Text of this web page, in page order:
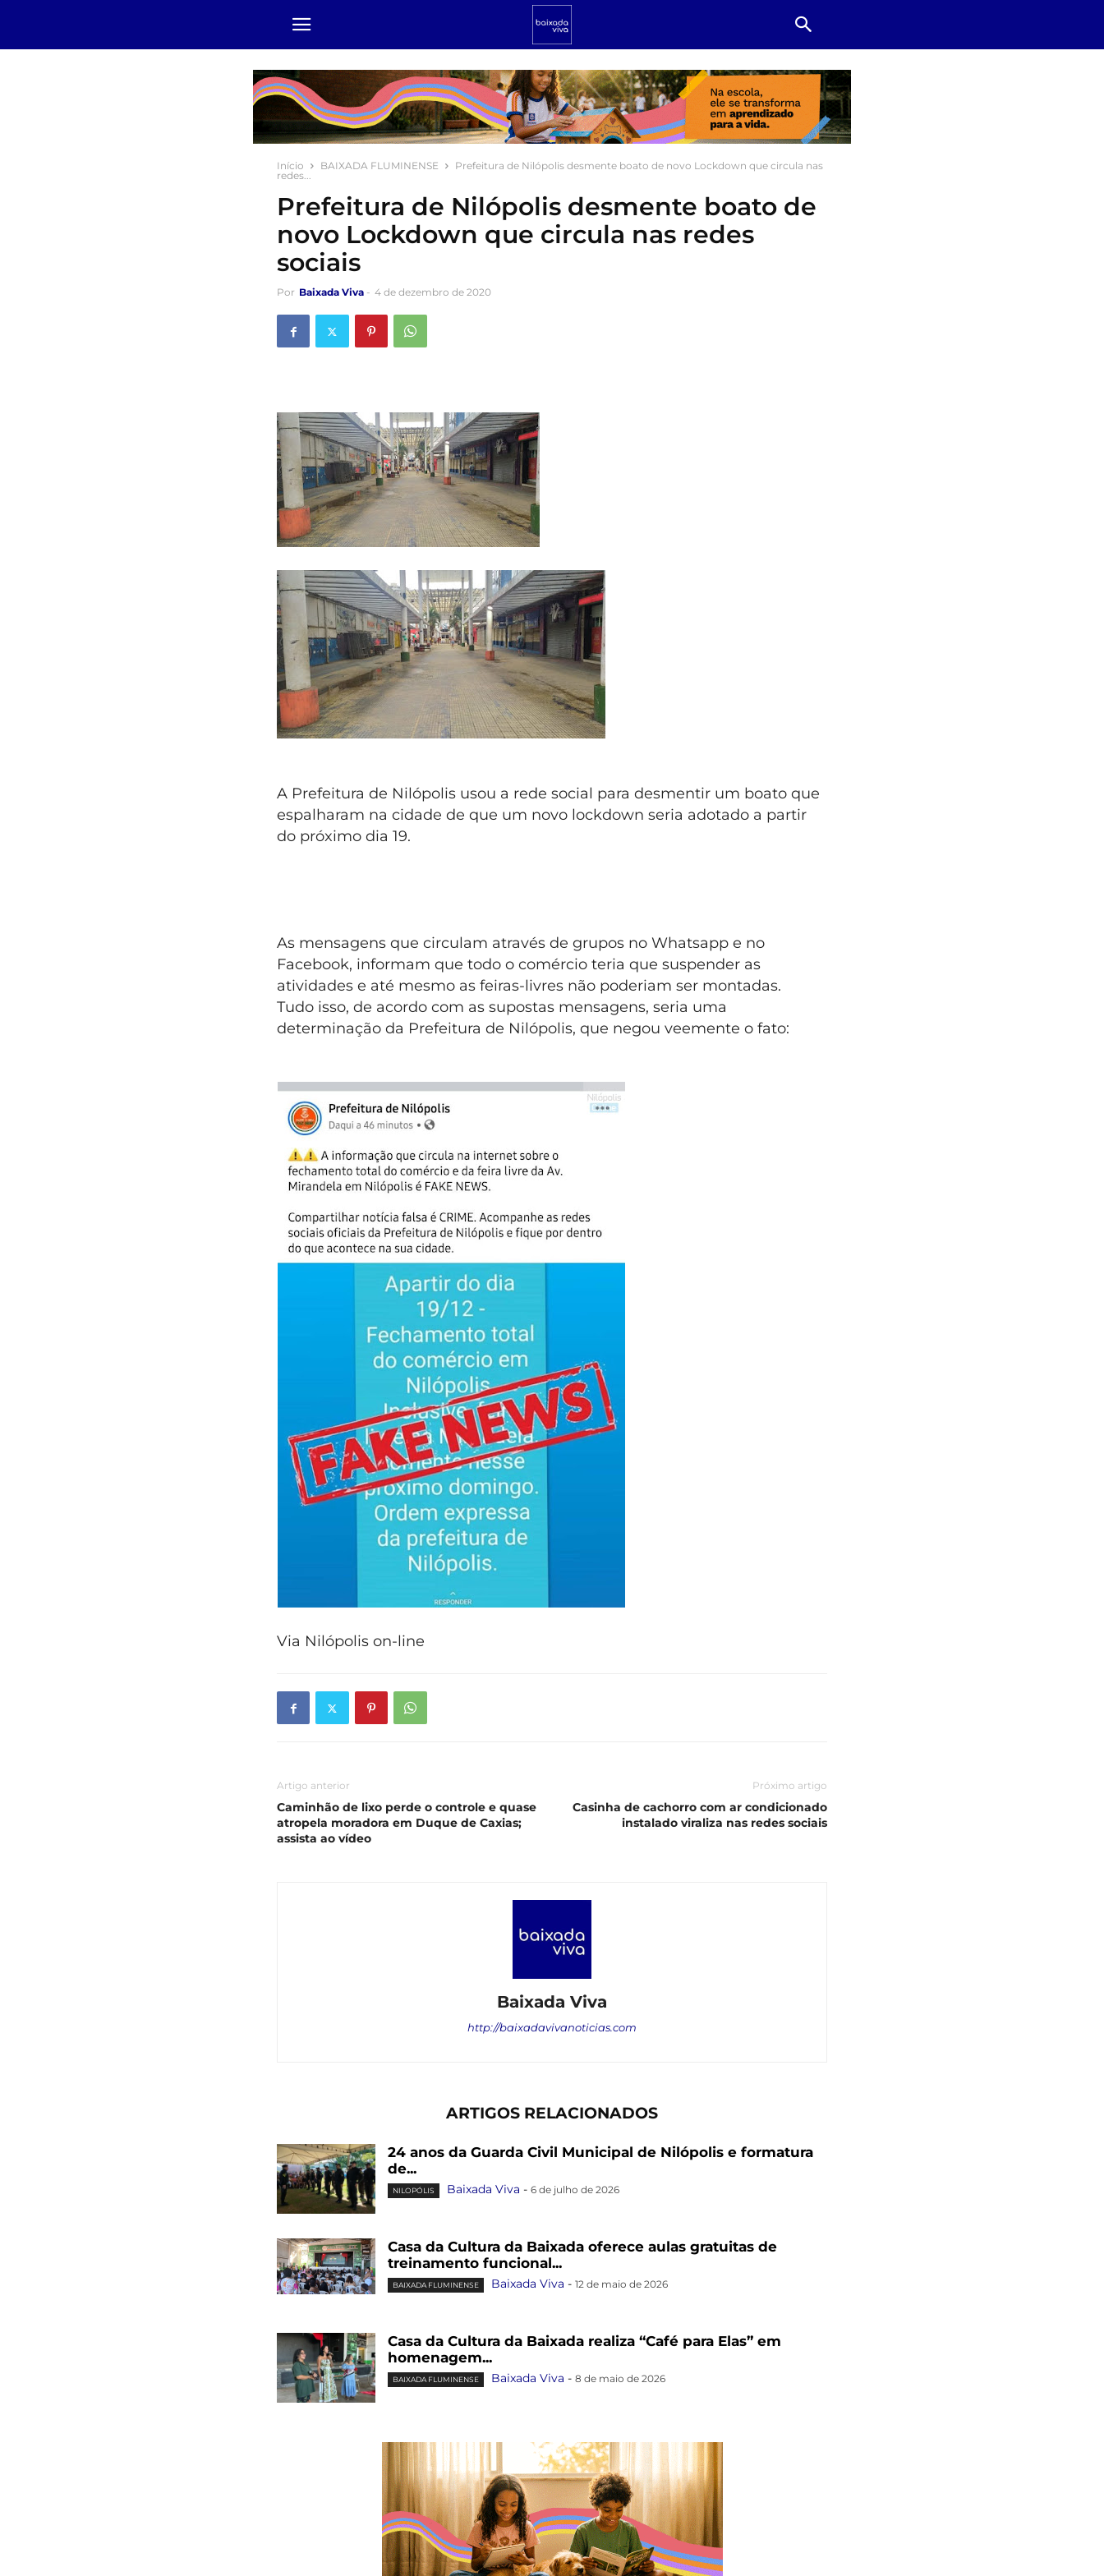
Início BAIXADA FLUMINENSE
Prefeitura de Nilópolis desmente boato de novo Lockdown que circula nas
redes...
Prefeitura de Nilópolis desmente boato de
novo Lockdown que circula nas redes
sociais
Por Baixada Viva - 4 de dezembro de 2020
A Prefeitura de Nilópolis usou a rede social para desmentir um boato que
espalharam na cidade de que um novo lockdown seria adotado a partir
do próximo dia 19.
As mensagens que circulam através de grupos no Whatsapp e no
Facebook, informam que todo o comércio teria que suspender as
atividades e até mesmo as feiras-livres não poderiam ser montadas.
Tudo isso, de acordo com as supostas mensagens, seria uma
determinação da Prefeitura de Nilópolis, que negou veemente o fato:
Via Nilópolis on-line
Artigo anterior
Caminhão de lixo perde o controle e quase
atropela moradora em Duque de Caxias;
assista ao vídeo
Próximo artigo
Casinha de cachorro com ar condicionado
instalado viraliza nas redes sociais
Baixada Viva
http://baixadavivanoticias.com
ARTIGOS RELACIONADOS
24 anos da Guarda Civil Municipal de Nilópolis e formatura
de...
NILOPÓLIS Baixada Viva - 6 de julho de 2026
Casa da Cultura da Baixada oferece aulas gratuitas de
treinamento funcional...
BAIXADA FLUMINENSE Baixada Viva - 12 de maio de 2026
Casa da Cultura da Baixada realiza “Café para Elas” em
homenagem...
BAIXADA FLUMINENSE Baixada Viva - 8 de maio de 2026